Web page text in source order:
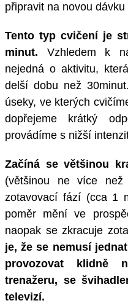
připravit na novou dávku
Tento typ cvičení je
minut. Vzhledem k
nejedná o aktivitu,
delší dobu než
úseky, ve kterých
dopřejeme krátký
provádíme s nižší
Začíná se většinou
(většinou ne více
zotavovací fází (cca 1
poměr mění ve
naopak se zkracuje
je, že se nemusí
provozovat klidně
trenažeru, se
televizí.